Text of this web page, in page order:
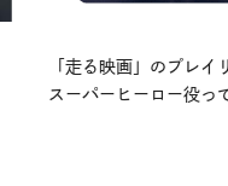
「走る映画」のプレイ
スーパーヒーロー役っ